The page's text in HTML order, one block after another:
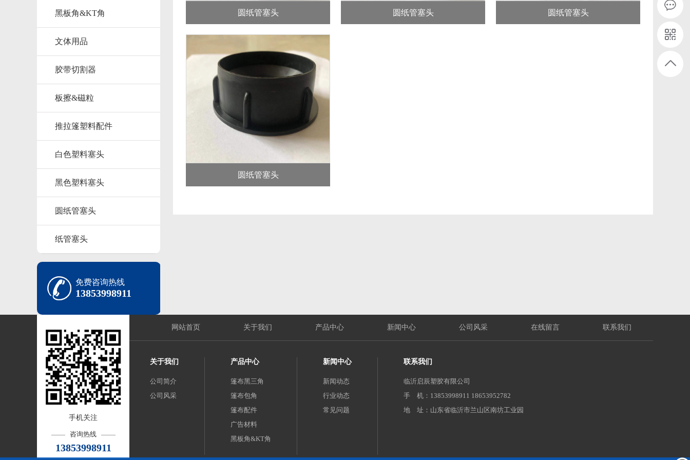
黑板角&KT角
文体用品
胶带切割器
板擦&磁粒
推拉篷塑料配件
白色塑料塞头
黑色塑料塞头
圆纸管塞头
纸管塞头
免费咨询热线
13853998911
圆纸管塞头 圆纸管塞头 圆纸管塞头
圆纸管塞头
手机关注
咨询热线
13853998911
网站首页 关于我们 产品中心 新闻中心 公司风采 在线留言 联系我们
关于我们
公司简介
公司风采
产品中心
篷布黑三角
篷布包角
篷布配件
广告材料
黑板角&KT角
新闻中心
新闻动态
行业动态
常见问题
联系我们
临沂启辰塑胶有限公司
手 机：13853998911 18653952782
地 址：山东省临沂市兰山区南坊工业园